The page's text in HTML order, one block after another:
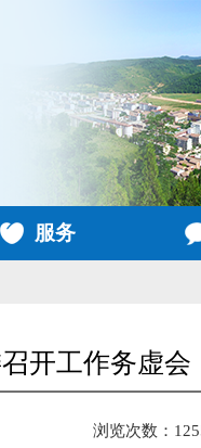
服务
开工作务虚会
浏览次数：